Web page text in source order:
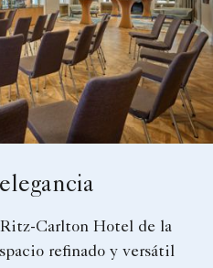
Carlton Hotel de la
refinado y versátil